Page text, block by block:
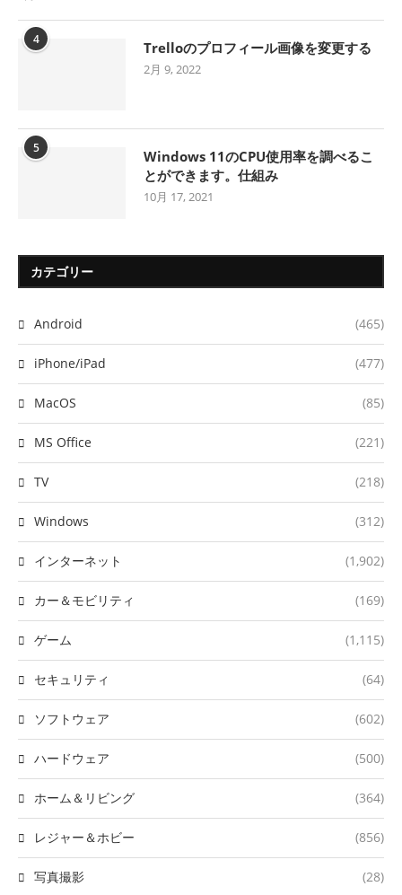
4 Trelloのプロフィール画像を変更する
2月 9, 2022
5
Windows 11のCPU使用率を調べるこ
とができます。仕組み
10月 17, 2021
カテゴリー
Android (465)
iPhone/iPad (477)
MacOS (85)
MS Office (221)
TV (218)
Windows (312)
インターネット (1,902)
カー＆モビリティ (169)
ゲーム (1,115)
セキュリティ (64)
ソフトウェア (602)
ハードウェア (500)
ホーム＆リビング (364)
レジャー＆ホビー (856)
写真撮影 (28)